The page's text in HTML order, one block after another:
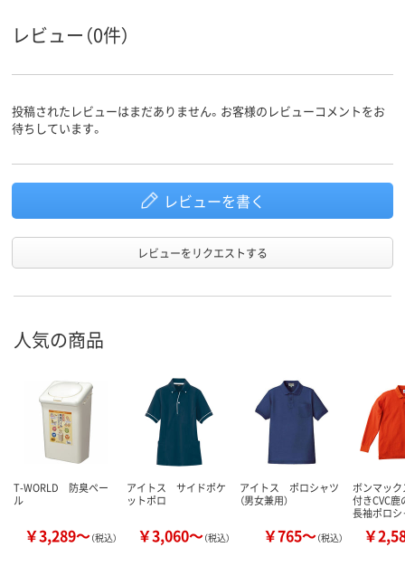
レビュー（0件）
投稿されたレビューはまだありません。お客様のレビューコメントをお
待ちしています。
レビューを書く
レビューをリクエストする
人気の商品
T-WORLD 防臭ペー
ル
￥3,289～（税込）
アイトス サイドポケ
ットポロ
￥3,060～（税込）
アイトス ポロシャツ
（男女兼用）
￥765～（税込）
ボンマッ
付きCVC
長袖ポロ
￥